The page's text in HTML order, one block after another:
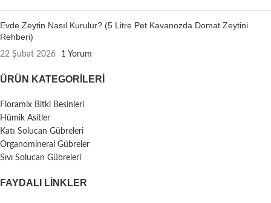
Evde Zeytin Nasıl Kurulur? (5 Litre Pet Kavanozda Domat Zeytini
Rehberi)
22 Şubat 2026 1 Yorum
ÜRÜN KATEGORILERI
Floramix Bitki Besinleri
Hümik Asitler
Katı Solucan Gübreleri
Organomineral Gübreler
Sıvı Solucan Gübreleri
FAYDALI LİNKLER